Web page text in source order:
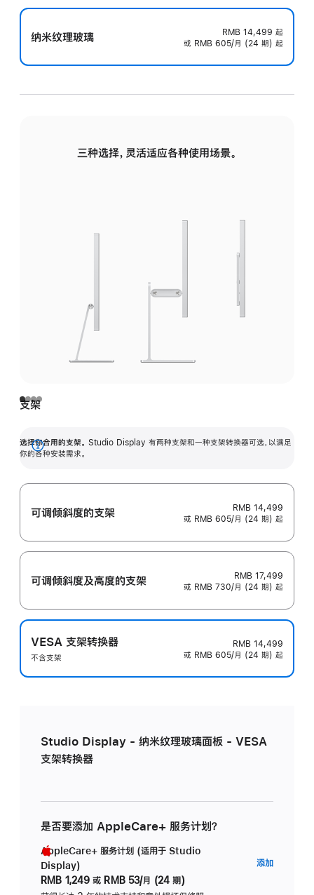
纳米纹理玻璃 RMB 14,499 起
或 RMB 605/月 (24 期) 起
三种选择，灵活适应各种使用场景。
支架
选择你合用的支架。 Studio Display 有两种支架和一种支架转换器可选，以满足
你的各种安装需求。
展
可调倾斜度的支架
RMB 14,499
或 RMB 605/月 (24 期) 起
可调倾斜度及高‍度的支‍架
RMB 17,499
或 RMB 730/月 (24 期) 起
VESA 支架转换器
不含支架
RMB 14,499
或 RMB 605/月 (24 期) 起
Studio Display - 纳米纹理玻璃面板 - VESA
支架转换器
是否要添加 AppleCare+ 服务计划？
AppleCare+ 服务计划 (适用于 Studio
Display)
RMB 1,249 或 RMB 53/月 (24 期)
添加